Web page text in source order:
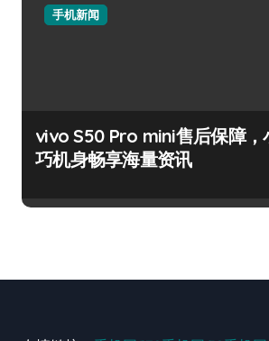
手机新闻
vivo S50 Pro mini售后保障，
巧机身畅享海量资讯